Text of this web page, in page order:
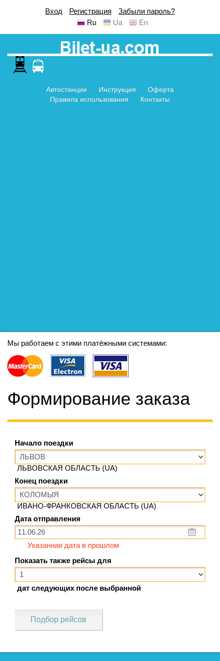
Вход Регистрация
Забыли пароль?
Ru
Ua En
Автостанции Инструкция
Оферта
Правила использования
Контакты
Мы работаем с этими платёжными системами:
Формирование заказа
Начало поездки
ЛЬВОВСКАЯ ОБЛАСТЬ (UA)
Конец поездки
ИВАНО-ФРАНКОВСКАЯ ОБЛАСТЬ (UA)
Дата отправления
Указанная дата в прошлом
Показать также рейсы для
дат следующих после выбранной
Подбор рейсов